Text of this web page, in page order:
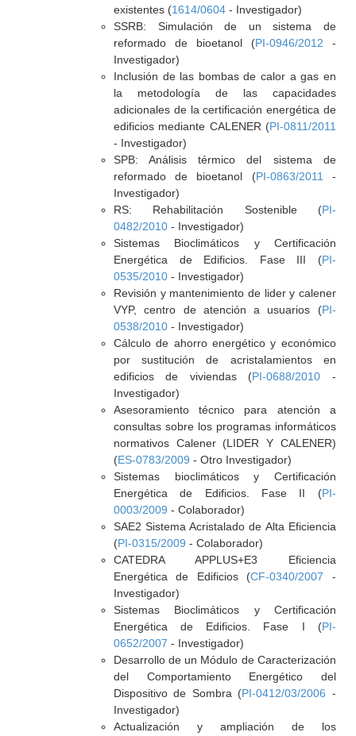
existentes (1614/0604- Investigador)
SSRB: Simulación de un sistema de
reformado de bioetanol (PI-0946/2012 -
Investigador)
Inclusión de las bombas de calor a gas en
la metodología de las capacidades
adicionales de la certificación energética de
edificios mediante CALENER (PI-0811/2011
- Investigador)
SPB: Análisis térmico del sistema de
reformado de bioetanol (PI-0863/2011
-
Investigador)
RS: Rehabilitación Sostenible (PI-
0482/2010- Investigador)
Sistemas Bioclimáticos y Certificación
Energética de Edificios. Fase III (PI-
0535/2010- Investigador)
Revisión y mantenimiento de lider y calener
VYP, centro de atención a usuarios (PI-
0538/2010- Investigador)
Cálculo de ahorro energético y económico
por sustitución de acristalamientos en
edificios de viviendas (PI-0688/2010 -
Investigador)
Asesoramiento técnico para atención a
consultas sobre los programas informáticos
normativos Calener (LIDER Y CALENER)
(ES-0783/2009 - Otro Investigador)
Sistemas bioclimáticos y Certificación
Energética de Edificios. Fase II (PI-
0003/2009 - Colaborador)
SAE2 Sistema Acristalado de Alta Eficiencia
(PI-0315/2009 - Colaborador)
CATEDRA APPLUS+E3 Eficiencia
Energética de Edificios (CF-0340/2007 -
Investigador)
Sistemas Bioclimáticos y Certificación
Energética de Edificios. Fase I (PI-
0652/2007 - Investigador)
Desarrollo de un Módulo de Caracterización
del Comportamiento Energético del
Dispositivo de Sombra (PI-0412/03/2006 -
Investigador)
Actualización y ampliación de los